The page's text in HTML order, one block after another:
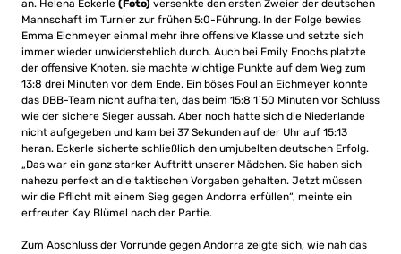
an. Helena Eckerle (Foto) versenkte den ersten Zweier der deutschen
Mannschaft im Turnier zur frühen 5:0-Führung. In der Folge bewies
Emma Eichmeyer einmal mehr ihre offensive Klasse und setzte sich
immer wieder unwiderstehlich durch. Auch bei Emily Enochs platzte
der offensive Knoten, sie machte wichtige Punkte auf dem Weg zum
13:8 drei Minuten vor dem Ende. Ein böses Foul an Eichmeyer konnte
das DBB-Team nicht aufhalten, das beim 15:8 1´50 Minuten vor Schluss
wie der sichere Sieger aussah. Aber noch hatte sich die Niederlande
nicht aufgegeben und kam bei 37 Sekunden auf der Uhr auf 15:13
heran. Eckerle sicherte schließlich den umjubelten deutschen Erfolg.
„Das war ein ganz starker Auftritt unserer Mädchen. Sie haben sich
nahezu perfekt an die taktischen Vorgaben gehalten. Jetzt müssen
wir die Pflicht mit einem Sieg gegen Andorra erfüllen“, meinte ein
erfreuter Kay Blümel nach der Partie.
Zum Abschluss der Vorrunde gegen Andorra zeigte sich, wie nah das